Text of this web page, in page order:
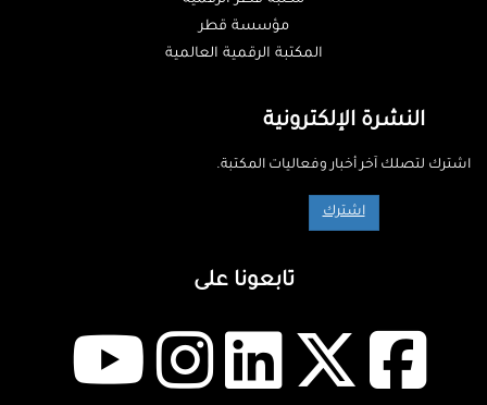
مؤسسة قطر
المكتبة الرقمية العالمية
النشرة الإلكترونية
اشترك لتصلك آخر أخبار وفعاليات المكتبة.
اشترك
تابعونا على